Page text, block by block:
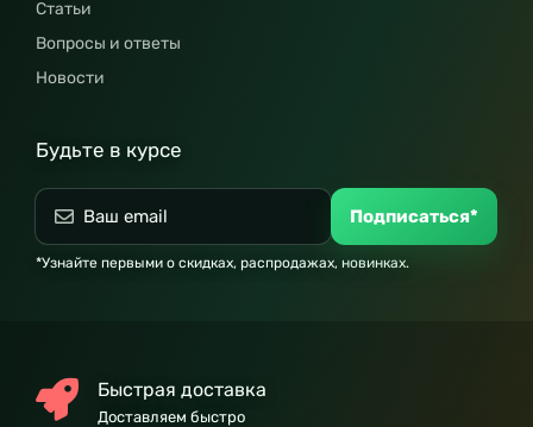
Статьи
Вопросы и ответы
Новости
Будьте в курсе
Подписаться*
*Узнайте первыми о скидках, распродажах, новинках.
Быстрая доставка
Доставляем быстро